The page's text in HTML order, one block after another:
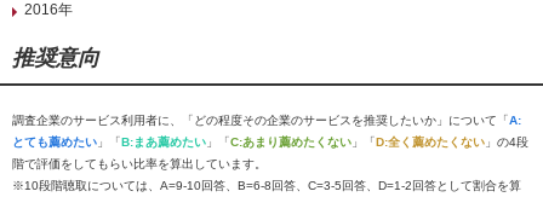
2016年
推奨意向
調査企業のサービス利用者に、「どの程度その企業のサービスを推奨したいか」について「A:
とても薦めたい 」「B:まあ薦めたい 」「C:あまり薦めたくない 」「D:全く薦めたくない 」の4段
階で評価をしてもらい比率を算出しています。
※10段階聴取については、A=9-10回答、B=6-8回答、C=3-5回答、D=1-2回答として割合を算